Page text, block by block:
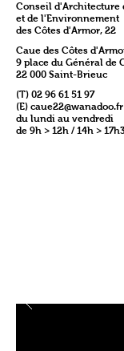
Conseil d'Architecture
et de l'Environnement
des Côtes d'Armor, 22
Caue des Côtes
9 place du Général de
22 000 Saint-Brieuc
(T) 02 96 61 51 97
(E) caue22@wanadoo.fr
du lundi au vendredi
de 9h > 12h / 14h >